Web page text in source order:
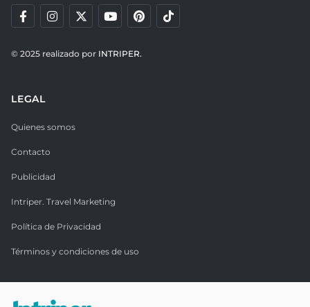
© 2025 realizado por INTRIPER.
LEGAL
Quienes somos
Contacto
Publicidad
Intriper. Travel Marketing
Política de Privacidad
Términos y condiciones de uso